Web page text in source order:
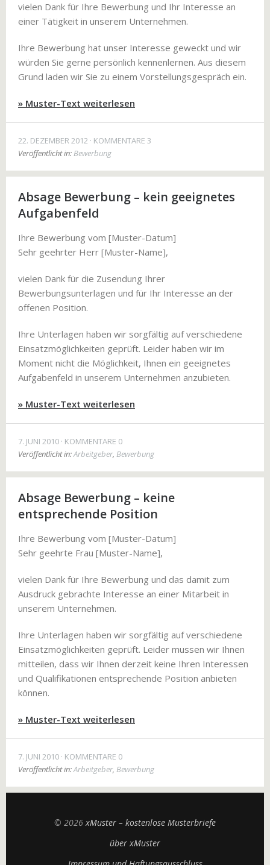
vielen Dank für Ihre Bewerbung und Ihr Interesse an
einer Tätigkeit in unserem Unternehmen.
Ihre Bewerbung hat unser Interesse geweckt und wir
würden Sie gerne persönlich kennenlernen. Aus diesem
Grund laden wir Sie zu einem Vorstellungsgespräch ein.
» Muster-Text weiterlesen
22. DEZEMBER 2012 KOMMENTARE 3
Veröffentlicht in:Bewerbung
Absage Bewerbung – kein geeignetes
Aufgabenfeld
Ihre Bewerbung vom [Muster-Datum]
Sehr geehrter Herr [Muster-Name],
vielen Dank für die Zusendung Ihrer
Bewerbungsunterlagen und für Ihr Interesse an der
offenen Position.
Ihre Unterlagen haben wir sorgfältig auf verschiedene
Einsatzmöglichkeiten geprüft. Leider haben wir im
Moment nicht die Möglichkeit, Ihnen ein geeignetes
Aufgabenfeld in unserem Unternehmen anzubieten.
» Muster-Text weiterlesen
7. JUNI 2010 KOMMENTARE 0
Veröffentlicht in:Arbeitgeber, Bewerbung
Absage Bewerbung – keine
entsprechende Position
Ihre Bewerbung vom [Muster-Datum]
Sehr geehrte Frau [Muster-Name],
vielen Dank für Ihre Bewerbung und das damit zum
Ausdruck gebrachte Interesse an einer Mitarbeit in
unserem Unternehmen.
Ihre Unterlagen haben wir sorgfältig auf verschiedene
Einsatzmöglichkeiten geprüft. Leider mussen wir Ihnen
mitteilen, dass wir Ihnen derzeit keine Ihren Interessen
und Qualifikationen entsprechende Position anbieten
können.
» Muster-Text weiterlesen
7. JUNI 2010 KOMMENTARE 0
Veröffentlicht in:Arbeitgeber, Bewerbung
© 2026xMuster – kostenlose Musterbriefe
über xMuster